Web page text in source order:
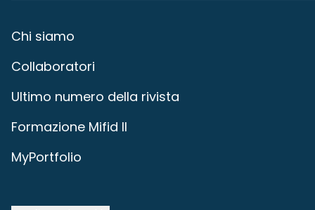
Chi siamo
Collaboratori
Ultimo numero della rivista
Formazione Mifid II
MyPortfolio